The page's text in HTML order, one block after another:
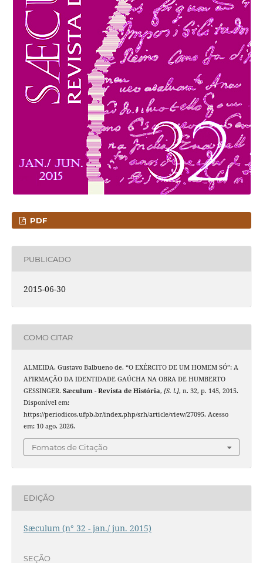
PDF
PUBLICADO
2015-06-30
COMO CITAR
ALMEIDA, Gustavo Balbueno de. “O EXÉRCITO DE UM HOMEM SÓ”: A
AFIRMAÇÃO DA IDENTIDADE GAÚCHA NA OBRA DE HUMBERTO
GESSINGER. Sæculum - Revista de História, [S. l.], n. 32, p. 145, 2015.
Disponível em:
https://periodicos.ufpb.br/index.php/srh/article/view/27095. Acesso
em: 10 ago. 2026.
Fomatos de Citação
EDIÇÃO
Sæculum (n° 32 - jan./ jun. 2015)
SEÇÃO